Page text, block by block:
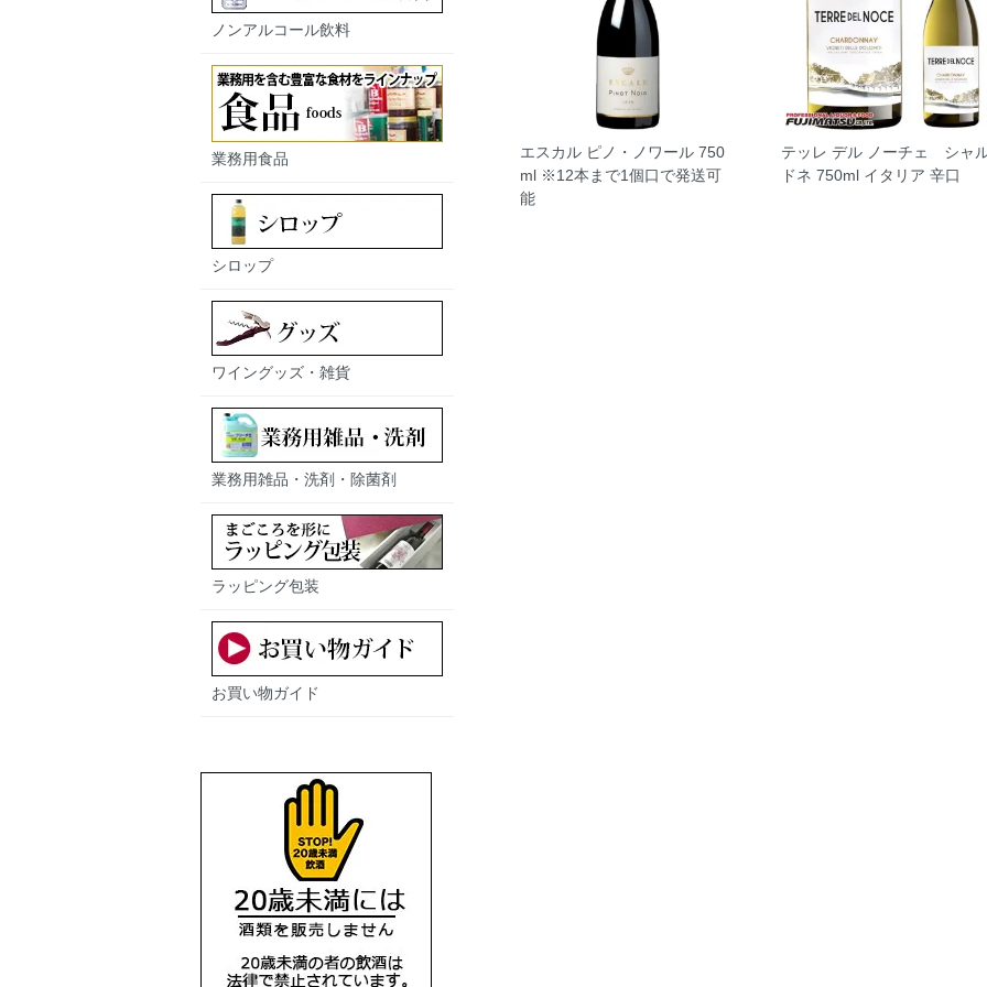
エスカル ピノ・ノワール 750
ml ※12本まで1個口で発送可
能
テッレ デル ノーチェ シャ
ドネ 750ml イタリア 辛口
ノンアルコール飲料
業務用食品
シロップ
ワイングッズ・雑貨
業務用雑品・洗剤・除菌剤
ラッピング包装
お買い物ガイド